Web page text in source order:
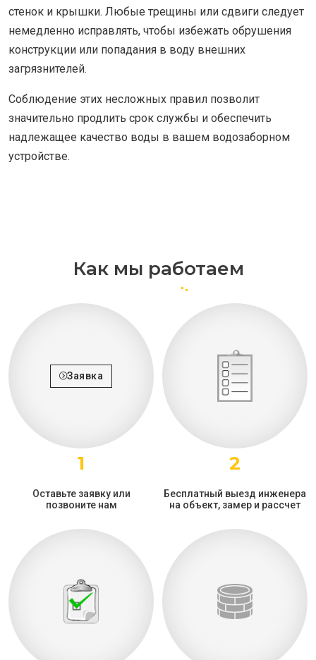
стенок и крышки. Любые трещины или сдвиги следует
немедленно исправлять, чтобы избежать обрушения
конструкции или попадания в воду внешних
загрязнителей.
Соблюдение этих несложных правил позволит
значительно продлить срок службы и обеспечить
надлежащее качество воды в вашем водозаборном
устройстве.
Как мы работаем
Заявка
1
Оставьте заявку или
позвоните нам
2
Бесплатный выезд инженера
на объект, замер и рассчет